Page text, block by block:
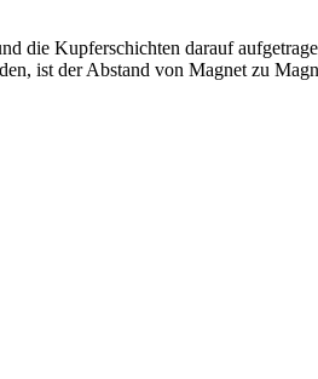
die Kupferschichten darauf
ist der Abstand von Magnet zu